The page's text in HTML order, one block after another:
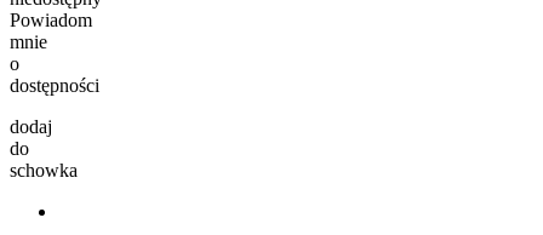
Powiadom
mnie
o
dostępności
dodaj
do
schowka